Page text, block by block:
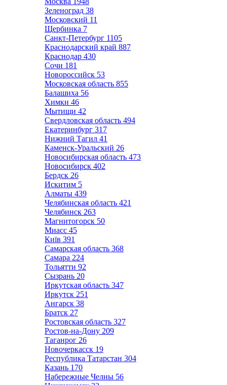
Зеленоград 38
Московский 11
Щербинка 7
Санкт-Петербург 1105
Краснодарский край 887
Краснодар 430
Сочи 181
Новороссийск 53
Московская область 855
Балашиха 56
Химки 46
Мытищи 42
Свердловская область 494
Екатеринбург 317
Нижний Тагил 41
Каменск-Уральский 26
Новосибирская область 473
Новосибирск 402
Бердск 26
Искитим 5
Алматы 439
Челябинская область 421
Челябинск 263
Магнитогорск 50
Миасс 45
Київ 391
Самарская область 368
Самара 224
Тольятти 92
Сызрань 20
Иркутская область 347
Иркутск 251
Ангарск 38
Братск 27
Ростовская область 327
Ростов-на-Дону 209
Таганрог 26
Новочеркасск 19
Республика Татарстан 304
Казань 170
Набережные Челны 56